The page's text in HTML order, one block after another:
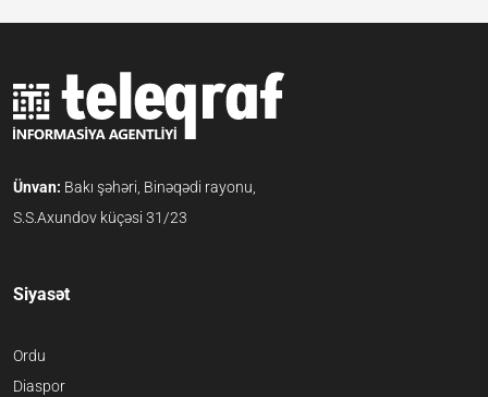
Ünvan: Bakı şəhəri, Binəqədi rayonu,
S.S.Axundov küçəsi 31/23
Siyasət
Ordu
Diaspor